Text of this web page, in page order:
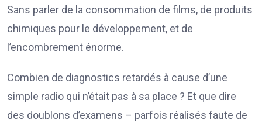
Sans parler de la consommation de films, de produits
chimiques pour le développement, et de
l’encombrement énorme.
Combien de diagnostics retardés à cause d’une
simple radio qui n’était pas à sa place ? Et que dire
des doublons d’examens – parfois réalisés faute de